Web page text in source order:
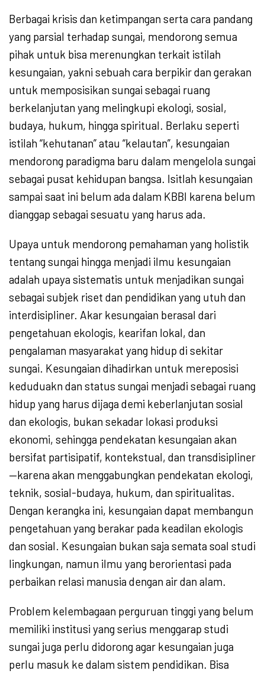
Berbagai krisis dan ketimpangan serta cara pandang
yang parsial terhadap sungai, mendorong semua
pihak untuk bisa merenungkan terkait istilah
kesungaian, yakni sebuah cara berpikir dan gerakan
untuk memposisikan sungai sebagai ruang
berkelanjutan yang melingkupi ekologi, sosial,
budaya, hukum, hingga spiritual. Berlaku seperti
istilah “kehutanan” atau “kelautan”, kesungaian
mendorong paradigma baru dalam mengelola sungai
sebagai pusat kehidupan bangsa. Isitlah kesungaian
sampai saat ini belum ada dalam KBBI karena belum
dianggap sebagai sesuatu yang harus ada.
Upaya untuk mendorong pemahaman yang holistik
tentang sungai hingga menjadi ilmu kesungaian
adalah upaya sistematis untuk menjadikan sungai
sebagai subjek riset dan pendidikan yang utuh dan
interdisipliner. Akar kesungaian berasal dari
pengetahuan ekologis, kearifan lokal, dan
pengalaman masyarakat yang hidup di sekitar
sungai. Kesungaian dihadirkan untuk mereposisi
keduduakn dan status sungai menjadi sebagai ruang
hidup yang harus dijaga demi keberlanjutan sosial
dan ekologis, bukan sekadar lokasi produksi
ekonomi, sehingga pendekatan kesungaian akan
bersifat partisipatif, kontekstual, dan transdisipliner
—karena akan menggabungkan pendekatan ekologi,
teknik, sosial-budaya, hukum, dan spiritualitas.
Dengan kerangka ini, kesungaian dapat membangun
pengetahuan yang berakar pada keadilan ekologis
dan sosial. Kesungaian bukan saja semata soal studi
lingkungan, namun ilmu yang berorientasi pada
perbaikan relasi manusia dengan air dan alam.
Problem kelembagaan perguruan tinggi yang belum
memiliki institusi yang serius menggarap studi
sungai juga perlu didorong agar kesungaian juga
perlu masuk ke dalam sistem pendidikan. Bisa